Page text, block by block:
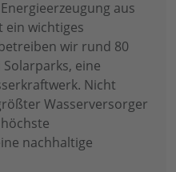
aus
ein wichtiges
wir rund 80
eine
Nicht
Wasserversorger
nachhaltige